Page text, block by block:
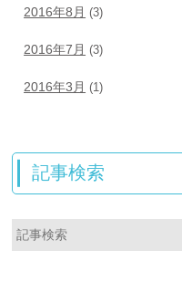
2016年8月 (3)
2016年7月 (3)
2016年3月 (1)
記事検索